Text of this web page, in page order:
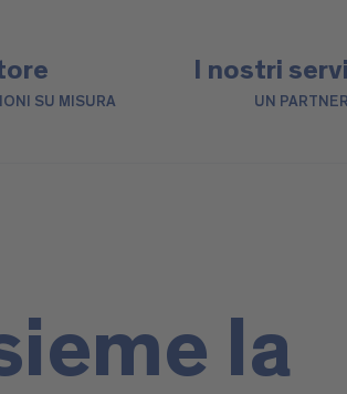
SU MISURA
I nostri
UN
la